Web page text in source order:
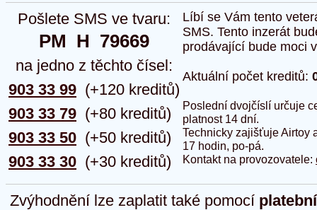
Pošlete SMS ve tvaru:
PM  H  79669
na jedno z těchto čísel:
903 33 99
903 33 79
903 33 50
903 33 30
(+120 kreditů)
(+80 kreditů)
(+50 kreditů)
(+30 kreditů)
Líbí se Vám tento
SMS. Tento inzerát
prodávající bude moci
Aktuální počet kreditů:
Poslední dvojčíslí určuje
platnost 14 dní.
Technicky zajišťuje Airtoy
17 hodin, po-pá.
Kontakt na provozovatele:
Zvýhodnění lze zaplatit také pomocí